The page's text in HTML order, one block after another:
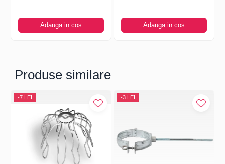
Adauga in cos Adauga in cos
Produse similare
-7 LEI -3 LEI